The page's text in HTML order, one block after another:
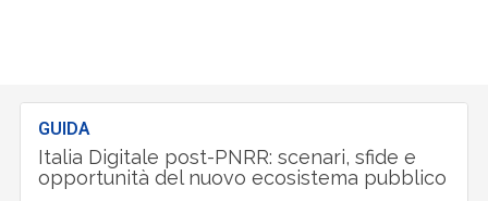
GUIDA
Italia Digitale post-PNRR: scenari, sfide e
opportunità del nuovo ecosistema pubblico